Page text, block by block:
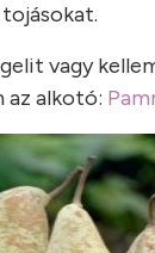
vagy
az alkotó: